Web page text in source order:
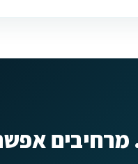
מרחיבים